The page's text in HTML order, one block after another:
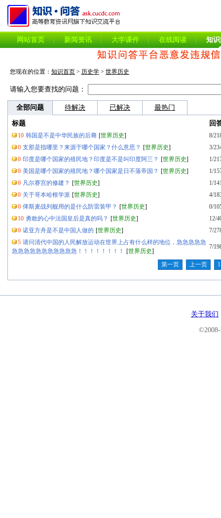
网站首页 新闻资讯 大学课件 在线阅读 知
您现在的位置： 知识首页 > 历史学 > 世界历史
请输入您要查找的问题：
全部问题 待解决 已解决 最热门
标题 回
10 韩国是不是中华民族的后裔 [世界历史]
8/
0 支那是指哪里？来源于哪个国家？什么意思？ [世界历史]
3/
0 印度是哪个国家的殖民地？印度是不是叫印度阿三？ [世界历史]
1/
0 美国是哪个国家的殖民地？哪个国家是日不落帝国？ [世界历史]
1/
0 凡尔赛宫的修建？ [世界历史]
1/
0 关于哥本哈根学派 [世界历史]
4/
0 俾斯麦战列舰用的是什么防雷装甲？ [世界历史]
0/
10 勇敢的心中法国皇后是真的吗？ [世界历史]
12/
0 诺亚方舟是不是中国人做的 [世界历史]
7/
5 请问清代中国的人民解放运动在世界上占有什么样的地位，急急急急急
急急急急急急急急急急急！！！！！！！！
[世界历史]
7/
第一页 上一页 1
关于我们